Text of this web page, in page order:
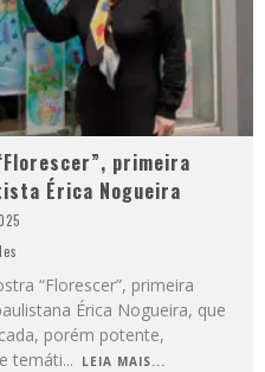
primeira
Érica Nogueira
“Florescer”, primeira
Érica Nogueira, que
porém potente,
temáti... LEIA MAIS...